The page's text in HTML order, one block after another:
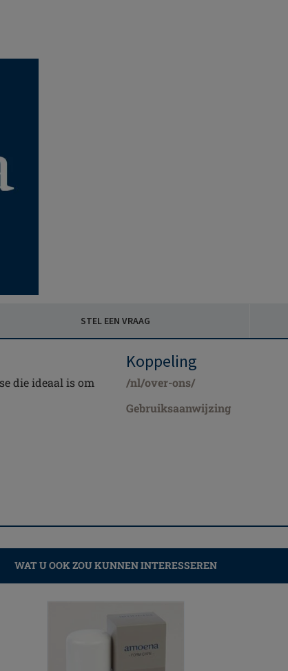
STEL EEN VRAAG
die ideaal is om
Koppeling
/nl/over-ons/
Gebruiksaanwijzing
WAT U OOK ZOU KUNNEN INTERESSEREN